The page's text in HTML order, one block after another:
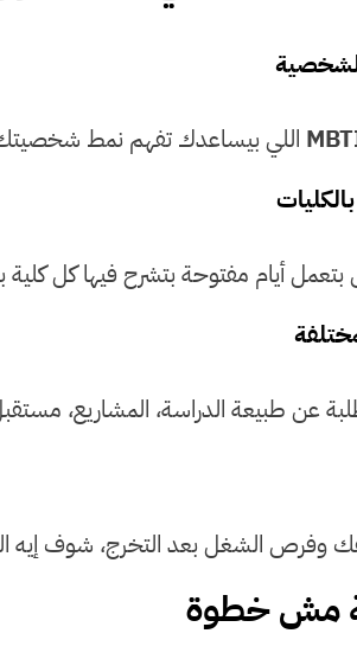
اللي بيساعدك تفهم نمط
أيام مفتوحة بتشرح فيها كل كلية
عن طبيعة الدراسة، المشاريع،
وفرص الشغل بعد التخرج، شوف إيه
مش خطوة